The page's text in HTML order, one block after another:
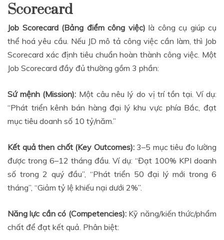
Scorecard
Job Scorecard (Bảng điểm công việc) là công cụ giúp cụ
thể hoá yêu cầu. Nếu JD mô tả công việc cần làm, thì Job
Scorecard xác định tiêu chuẩn hoàn thành công việc. Một
Job Scorecard đầy đủ thường gồm 3 phần:
Sứ mệnh (Mission): Một câu nêu lý do vị trí tồn tại. Ví dụ:
“Phát triển kênh bán hàng đại lý khu vực phía Bắc, đạt
mục tiêu doanh số 10 tỷ/năm.”
Kết quả then chốt (Key Outcomes):3–5 mục tiêu đo lường
được trong 6–12 tháng đầu. Ví dụ: “Đạt 100% KPI doanh
số trong 2 quý đầu”, “Phát triển 50 đại lý mới trong 6
tháng”, “Giảm tỷ lệ khiếu nại dưới 2%”.
Năng lực cần có (Competencies):Kỹ năng/kiến thức/phẩm
chất để đạt kết quả. Phân biệt: